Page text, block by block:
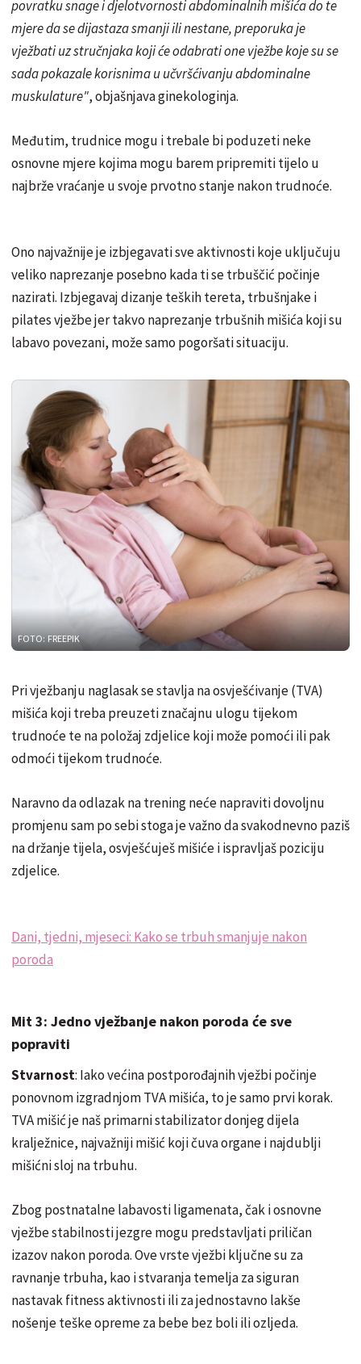
povratku snage i djelotvornosti abdominalnih mišića do te
mjere da se dijastaza smanji ili nestane, preporuka je
vježbati uz stručnjaka koji će odabrati one vježbe koje su se
sada pokazale korisnima u učvršćivanju abdominalne
muskulature", objašnjava ginekologinja.
Međutim, trudnice mogu i trebale bi poduzeti neke
osnovne mjere kojima mogu barem pripremiti tijelo u
najbrže vraćanje u svoje prvotno stanje nakon trudnoće.
Ono najvažnije je izbjegavati sve aktivnosti koje uključuju
veliko naprezanje posebno kada ti se trbuščić počinje
nazirati. Izbjegavaj dizanje teških tereta, trbušnjake i
pilates vježbe jer takvo naprezanje trbušnih mišića koji su
labavo povezani, može samo pogoršati situaciju.
FOTO: FREEPIK
Pri vježbanju naglasak se stavlja na osvješćivanje (TVA)
mišića koji treba preuzeti značajnu ulogu tijekom
trudnoće te na položaj zdjelice koji može pomoći ili pak
odmoći tijekom trudnoće.
Naravno da odlazak na trening neće napraviti dovoljnu
promjenu sam po sebi stoga je važno da svakodnevno paziš
na držanje tijela, osvješćuješ mišiće i ispravljaš poziciju
zdjelice.
Dani, tjedni, mjeseci: Kako se trbuh smanjuje nakon
poroda
Mit 3: Jedno vježbanje nakon poroda će sve
popraviti
Stvarnost: Iako većina postporođajnih vježbi počinje
ponovnom izgradnjom TVA mišića, to je samo prvi korak.
TVA mišić je naš primarni stabilizator donjeg dijela
kralježnice, najvažniji mišić koji čuva organe i najdublji
mišićni sloj na trbuhu.
Zbog postnatalne labavosti ligamenata, čak i osnovne
vježbe stabilnosti jezgre mogu predstavljati priličan
izazov nakon poroda. Ove vrste vježbi ključne su za
ravnanje trbuha, kao i stvaranja temelja za siguran
nastavak fitness aktivnosti ili za jednostavno lakše
nošenje teške opreme za bebe bez boli ili ozljeda.